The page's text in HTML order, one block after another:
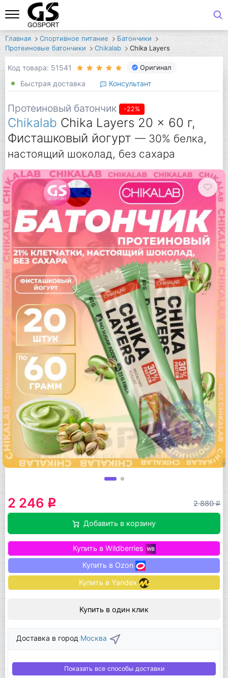
Главная Спортивное питание
Батончики
Протеиновые батончики
Chikalab Chika Layers
Код товара: 51541 Оригинал
Быстрая доставка Консультант
Протеиновый батончик -22%
Chikalab Chika Layers 20 x 60 г,
Фисташковый йогурт — 30% белка,
настоящий шоколад, без сахара
2 246 q 2 880q
Добавить в корзину
Купить в Wildberries
Купить в Ozon
Купить в Yandex
Купить в один клик
Доставка в город Москва
Показать все способы доставки